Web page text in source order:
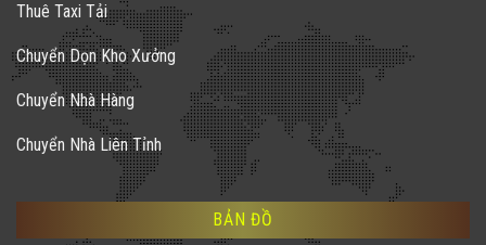
Thuê Taxi Tải
Chuyển Dọn Kho Xưởng
Chuyển Nhà Hàng
Chuyển Nhà Liên Tỉnh
BẢN ĐỒ